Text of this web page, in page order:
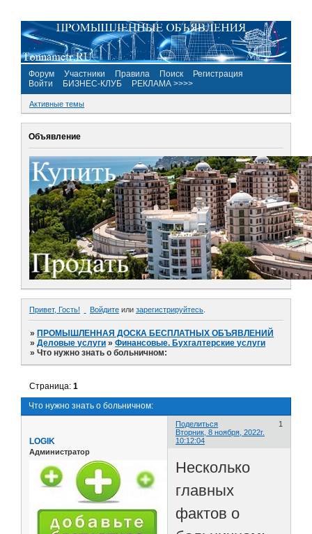
Форум Участники Правила Поиск
Регистрация
Войти
БИЗНЕС-КЛУБ РЕКЛАМА >>>>
Активные темы
Объявление
Привет, Гость! Войдите или зарегистрируйтесь
»ПРОМЫШЛЕННАЯ ДОСКА БЕСПЛАТНЫХ ОБЪЯВЛЕНИЙ
»Деловые услуги »Финансовые. Бухгалтерские услуги
»Что нужно знать о больничном:
Что нужно знать о больничном:
Страница:1
Поделиться
1
Вторник, 8 ноября, 2022г.
10:12:04
LOGIK
Администратор
Несколько
главных
фактов о